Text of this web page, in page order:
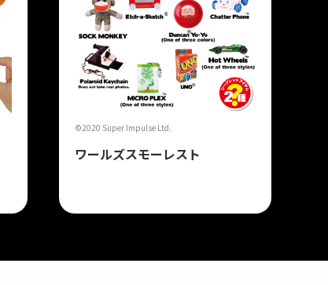
©2020 Super Impulse Ltd.
ワールズスモーレスト